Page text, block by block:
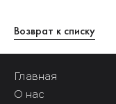
Возврат к списку
Главная
О нас